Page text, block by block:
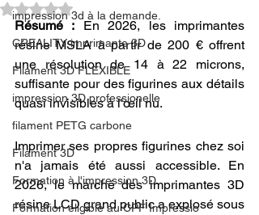
impression 3d à la demande.
CREALITY imprimante 3D
Filament 3D FLEXIBLE
impression 3D professionelle
filament PETG carbone
Filament 3D
Formation à l'impression 3D.
Formation éligible au CPF Impressio
Noté NaN étoiles sur 5.
Résumé : En 2026, les imprimantes
résine MSLA à partir de 200 € offrent
une résolution de 14 à 22 microns,
suffisante pour des figurines aux détails
quasi invisibles à l'œil nu.
Imprimer ses propres figurines chez soi
n'a jamais été aussi accessible. En
2026, le marché des imprimantes 3D
résine LCD grand public a explosé sous